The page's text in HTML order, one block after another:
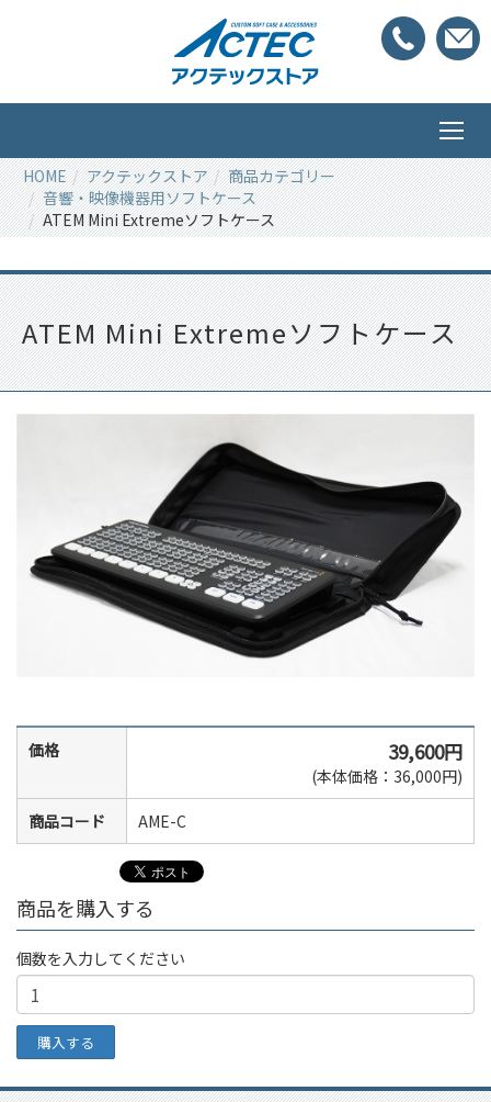
HOME アクテックストア
商品カテゴリー
音響・映像機器用ソフトケース
ATEM Mini Extremeソフトケース
ATEM Mini Extremeソフトケース
価格 39,600円
(本体価格：36,000円)
商品コード AME-C
商品を購入する
個数を入力してください